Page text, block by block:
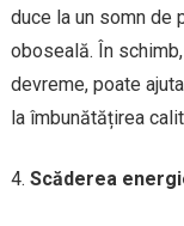
duce la un somn de
oboseală. În
devreme, poate
la îmbunătățirea
Scăderea